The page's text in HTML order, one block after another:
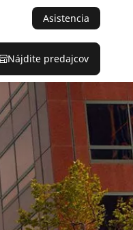
Asistencia
Nájdite predajcov